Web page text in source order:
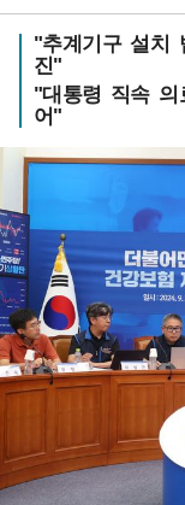
"추계기구 설치
진"
"대통령 직속
어"